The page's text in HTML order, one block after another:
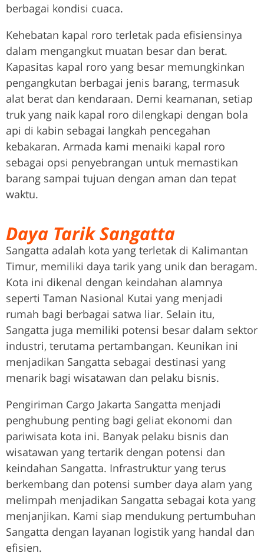
berbagai kondisi cuaca.
Kehebatan kapal roro terletak pada efisiensinya
dalam mengangkut muatan besar dan berat.
Kapasitas kapal roro yang besar memungkinkan
pengangkutan berbagai jenis barang, termasuk
alat berat dan kendaraan. Demi keamanan, setiap
truk yang naik kapal roro dilengkapi dengan bola
api di kabin sebagai langkah pencegahan
kebakaran. Armada kami menaiki kapal roro
sebagai opsi penyebrangan untuk memastikan
barang sampai tujuan dengan aman dan tepat
waktu.
Daya Tarik Sangatta
Sangatta adalah kota yang terletak di Kalimantan
Timur, memiliki daya tarik yang unik dan beragam.
Kota ini dikenal dengan keindahan alamnya
seperti Taman Nasional Kutai yang menjadi
rumah bagi berbagai satwa liar. Selain itu,
Sangatta juga memiliki potensi besar dalam sektor
industri, terutama pertambangan. Keunikan ini
menjadikan Sangatta sebagai destinasi yang
menarik bagi wisatawan dan pelaku bisnis.
Pengiriman Cargo Jakarta Sangatta menjadi
penghubung penting bagi geliat ekonomi dan
pariwisata kota ini. Banyak pelaku bisnis dan
wisatawan yang tertarik dengan potensi dan
keindahan Sangatta. Infrastruktur yang terus
berkembang dan potensi sumber daya alam yang
melimpah menjadikan Sangatta sebagai kota yang
menjanjikan. Kami siap mendukung pertumbuhan
Sangatta dengan layanan logistik yang handal dan
efisien.